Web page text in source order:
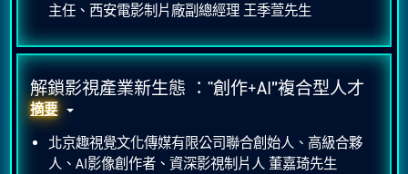
主任、西安電影制片廠副總經理 王季萱先生
解鎖影視產業新生態 ："創作+AI”複合型人才
摘要
北京趣視覺文化傳媒有限公司聯合創始人、高級合夥
人、AI影像創作者、資深影視制片人 董嘉琦先生